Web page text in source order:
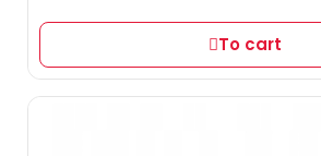
To cart